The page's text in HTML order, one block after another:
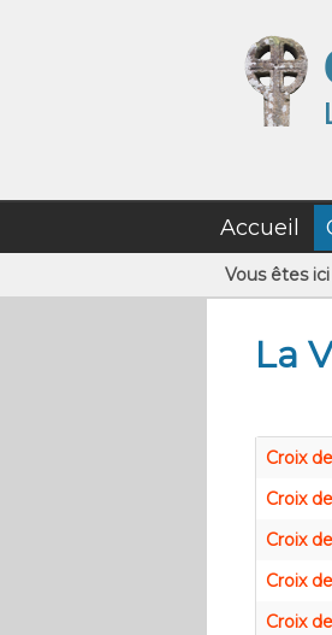
Accueil
Vous êtes ici
La
Croix
Croix
Croix
Croix
Croix